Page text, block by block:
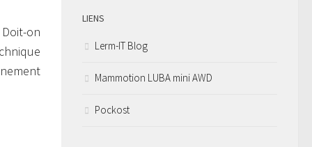
on
LIENS
Lerm-IT Blog
Mammotion LUBA mini AWD
Pockost